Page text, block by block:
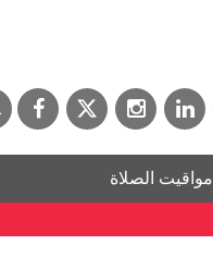
مواقيت الصلاة